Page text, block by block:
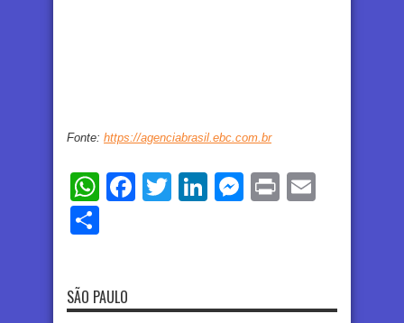
Fonte: https://agenciabrasil.ebc.com.br
WhatsApp
Facebook
TwitterLinkedIn
Messenger
Print
SÃO PAULO